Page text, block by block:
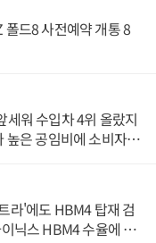
폴드8 사전예약 개통 8
세워 수입차 4위 올랐지
높은 공임비에 소비자
라'에도 HBM4 탑재 검
닉스 HBM4 수율에 주